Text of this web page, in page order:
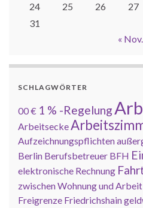
24
25 26 27
31
« Nov.
SCHLAGWÖRTER
00 € 1 % -Regelung
Arbeitsecke
Aufzeichnungspflichten
Berlin Berufsbetreuer BFH
elektronische Rechnung
zwischen Wohnung und Arbeit
Freigrenze Friedrichshain